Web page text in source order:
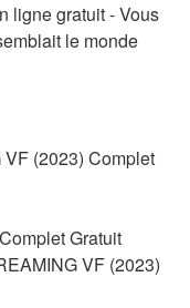
ligne gratuit - Vous
le monde
(2023) Complet
Gratuit
VF (2023)